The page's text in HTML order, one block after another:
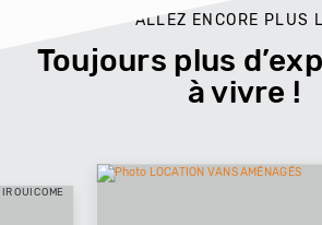
ALLEZ ENCORE PLUS
Toujours plus
à vivre !